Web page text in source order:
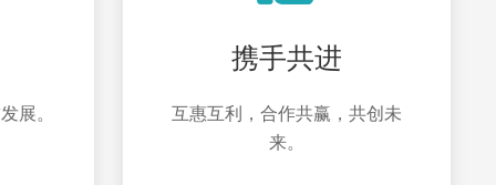
展。
携手共进
互惠互利，合作共赢，共创未
来。